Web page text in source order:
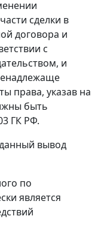
сделки в
договора и
с
и
права, указав на
быть
ГК РФ.
вывод
по
является